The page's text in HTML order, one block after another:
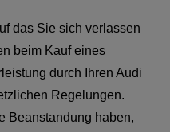
das Sie sich verlassen
beim Kauf eines
durch Ihren Audi
Regelungen.
Beanstandung haben,